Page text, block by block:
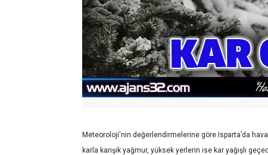
Meteoroloji'nin değerlendirmelerine göre Isparta’da
karla karışık yağmur, yüksek yerlerin ise kar yağışlı